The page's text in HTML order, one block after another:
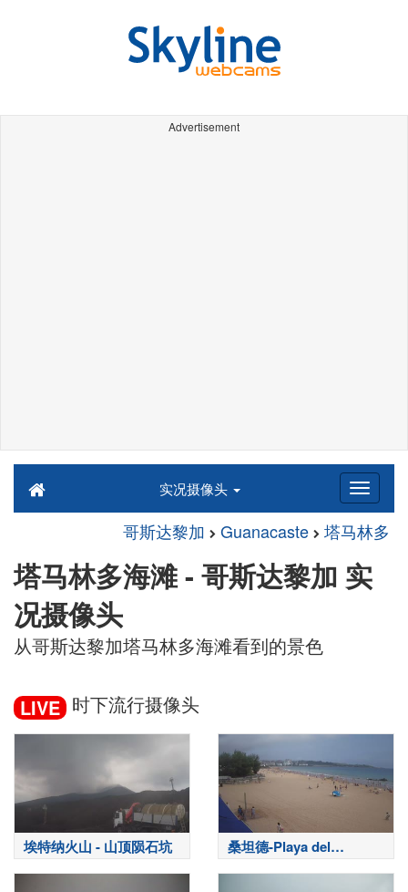
Advertisement
实况摄像头
哥斯达黎加 Guanacaste 塔马林多
塔马林多海滩 - 哥斯达黎加 实
况摄像头
从哥斯达黎加塔马林多海滩看到的景色
LIVE 时下流行摄像头
埃特纳火山 - 山顶陨石坑
桑坦德-Playa del
Sardinero